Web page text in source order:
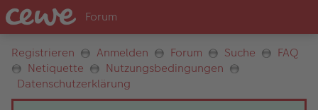
Registrieren Anmelden Forum Suche
FAQ
Netiquette
Nutzungsbedingungen
Datenschutzerklärung